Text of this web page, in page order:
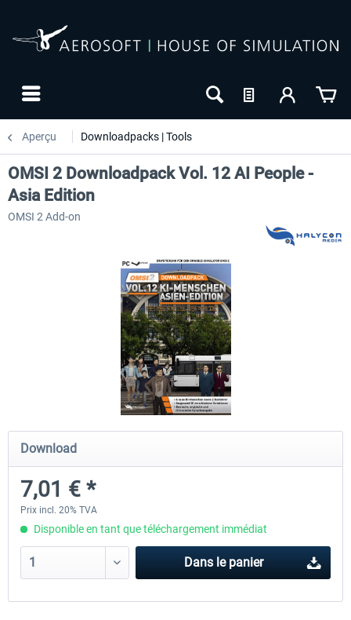
Aperçu Downloadpacks | Tools
OMSI 2 Tools - Power Toolkit
OMSI 2 Downloadpack Vol.
Vehicles
OMSI 2 Downloadpack Vol. 12 AI People -
Asia Edition
OMSI 2 Add-on
Download
7,01 € *
Prix incl. 20% TVA
Disponible en tant que téléchargement immédiat
Dans le panier